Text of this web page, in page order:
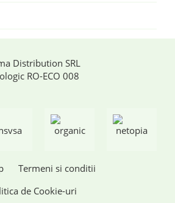
Distribution SRL
RO-ECO 008
Termeni si conditii
de Cookie-uri